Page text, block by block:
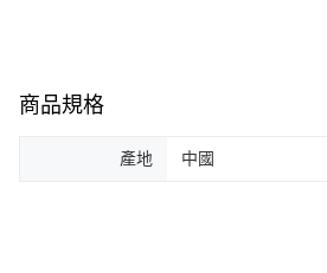
商品規格
產地 中國